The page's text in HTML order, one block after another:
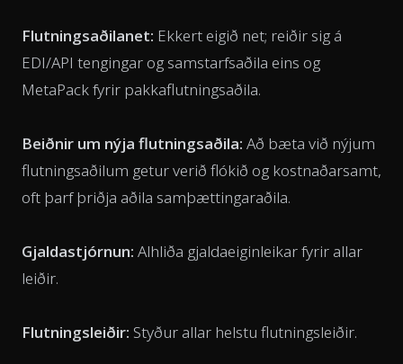
Flutningsaðilanet: Ekkert eigið net; reiðir sig á
EDI/API tengingar og samstarfsaðila eins og
MetaPack fyrir pakkaflutningsaðila.
Beiðnir um nýja flutningsaðila: Að bæta við nýjum
flutningsaðilum getur verið flókið og kostnaðarsamt,
oft þarf þriðja aðila samþættingaraðila.
Gjaldastjórnun: Alhliða gjaldaeiginleikar fyrir allar
leiðir.
Flutningsleiðir: Styður allar helstu flutningsleiðir.